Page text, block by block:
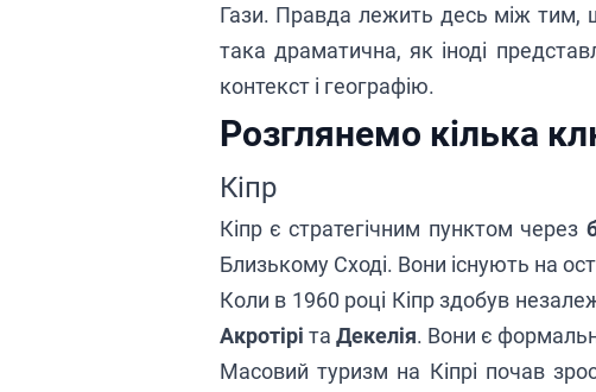
Гази. Правда лежить десь між тим,
така драматична, як іноді
контекст і географію.
Розглянемо кілька
Кіпр
Кіпр є стратегічним пунктом через
Близькому Сході. Вони існують на
Коли в 1960 році Кіпр здобув
Акротірі та Декелія. Вони є
Масовий туризм на Кіпрі почав